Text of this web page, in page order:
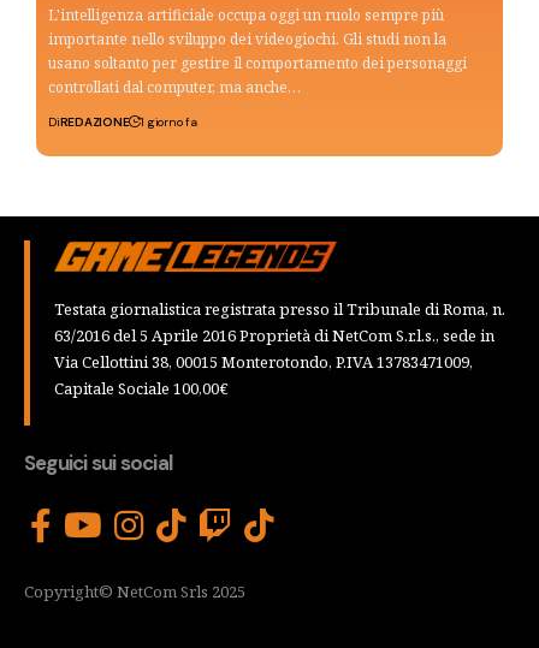
L'intelligenza artificiale occupa oggi un ruolo sempre più
importante nello sviluppo dei videogiochi. Gli studi non la
usano soltanto per gestire il comportamento dei personaggi
controllati dal computer, ma anche…
DiREDAZIONE 1 giorno fa
Testata giornalistica registrata presso il Tribunale di Roma, n.
63/2016 del 5 Aprile 2016 Proprietà di NetCom S.r.l.s., sede in
Via Cellottini 38, 00015 Monterotondo, P.IVA 13783471009,
Capitale Sociale 100,00€
Seguici sui social
Copyright© NetCom Srls 2025